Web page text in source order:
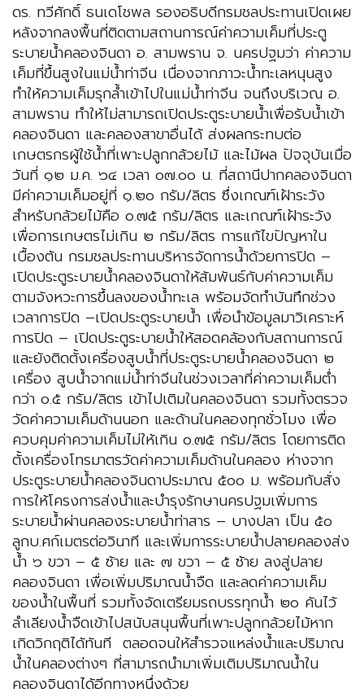
ดร. ทวีศักดิ์ ธนเดโชพล รองอธิบดีกรมชลประทานเปิดเผย
หลังจากลงพื้นที่ติดตามสถานการณ์ค่าความเค็มที่ประตู
ระบายน้ำคลองจินดา อ. สามพราน จ. นครปฐมว่า ค่าความ
เค็มที่ขึ้นสูงในแม่น้ำท่าจีน เนื่องจากภาวะน้ำทะเลหนุนสูง
ทำให้ความเค็มรุกล้ำเข้าไปในแม่น้ำท่าจีน จนถึงบริเวณ อ.
สามพราน ทำให้ไม่สามารถเปิดประตูระบายน้ำเพื่อรับน้ำเข้า
คลองจินดา และคลองสาขาอื่นได้ ส่งผลกระทบต่อ
เกษตรกรผู้ใช้น้ำที่เพาะปลูกกล้วยไม้ และไม้ผล ปัจจุบันเมื่อ
วันที่ ๑๒ ม.ค. ๖๔ เวลา ๐๗.๐๐ น. ที่สถานีปากคลองจินดา
มีค่าความเค็มอยู่ที่ ๑.๒๐ กรัม/ลิตร ซึ่งเกณฑ์เฝ้าระวัง
สำหรับกล้วยไม้คือ ๐.๗๕ กรัม/ลิตร และเกณฑ์เฝ้าระวัง
เพื่อการเกษตรไม่เกิน ๒ กรัม/ลิตร การแก้ไขปัญหาใน
เบื้องต้น กรมชลประทานบริหารจัดการน้ำด้วยการปิด –
เปิดประตูระบายน้ำคลองจินดาให้สัมพันธ์กับค่าความเค็ม
ตามจังหวะการขึ้นลงของน้ำทะเล พร้อมจัดทำบันทึกช่วง
เวลาการปิด –เปิดประตูระบายน้ำ เพื่อนำข้อมูลมาวิเคราะห์
การปิด – เปิดประตูระบายน้ำให้สอดคล้องกับสถานการณ์
และยังติดตั้งเครื่องสูบน้ำที่ประตูระบายน้ำคลองจินดา ๒
เครื่อง สูบน้ำจากแม่น้ำท่าจีนในช่วงเวลาที่ค่าความเค็มต่ำ
กว่า ๐.๕ กรัม/ลิตร เข้าไปเติมในคลองจินดา รวมทั้งตรวจ
วัดค่าความเค็มด้านนอก และด้านในคลองทุกชั่วโมง เพื่อ
ควบคุมค่าความเค็มไม่ให้เกิน ๐.๗๕ กรัม/ลิตร โดยการติด
ตั้งเครื่องโทรมาตรวัดค่าความเค็มด้านในคลอง ห่างจาก
ประตูระบายน้ำคลองจินดาประมาณ ๕๐๐ ม. พร้อมกับสั่ง
การให้โครงการส่งน้ำและบำรุงรักษานครปฐมเพิ่มการ
ระบายน้ำผ่านคลองระบายน้ำท่าสาร – บางปลา เป็น ๕๐
ลูกบ.ศก์เมตรต่อวินาที และเพิ่มการระบายน้ำปลายคลองส่ง
น้ำ ๖ ขวา – ๕ ซ้าย และ ๗ ขวา – ๕ ซ้าย ลงสู่ปลาย
คลองจินดา เพื่อเพิ่มปริมาณน้ำจืด และลดค่าความเค็ม
ของน้ำในพื้นที่ รวมทั้งจัดเตรียมรถบรรทุกน้ำ ๒๐ คันไว้
ลำเลียงน้ำจืดเข้าไปสนับสนุนพื้นที่เพาะปลูกกล้วยไม้หาก
เกิดวิกฤติได้ทันที ตลอดจนให้สำรวจแหล่งน้ำและปริมาณ
น้ำในคลองต่างๆ ที่สามารถนำมาเพิ่มเติมปริมาณน้ำใน
คลองจินดาได้อีกทางหนึ่งด้วย